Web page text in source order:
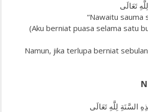
تَعَالَى
“Nawaitu sauma
(Aku berniat puasa selama satu
Namun, jika terlupa berniat
لِلَّهِ تَعَالَى